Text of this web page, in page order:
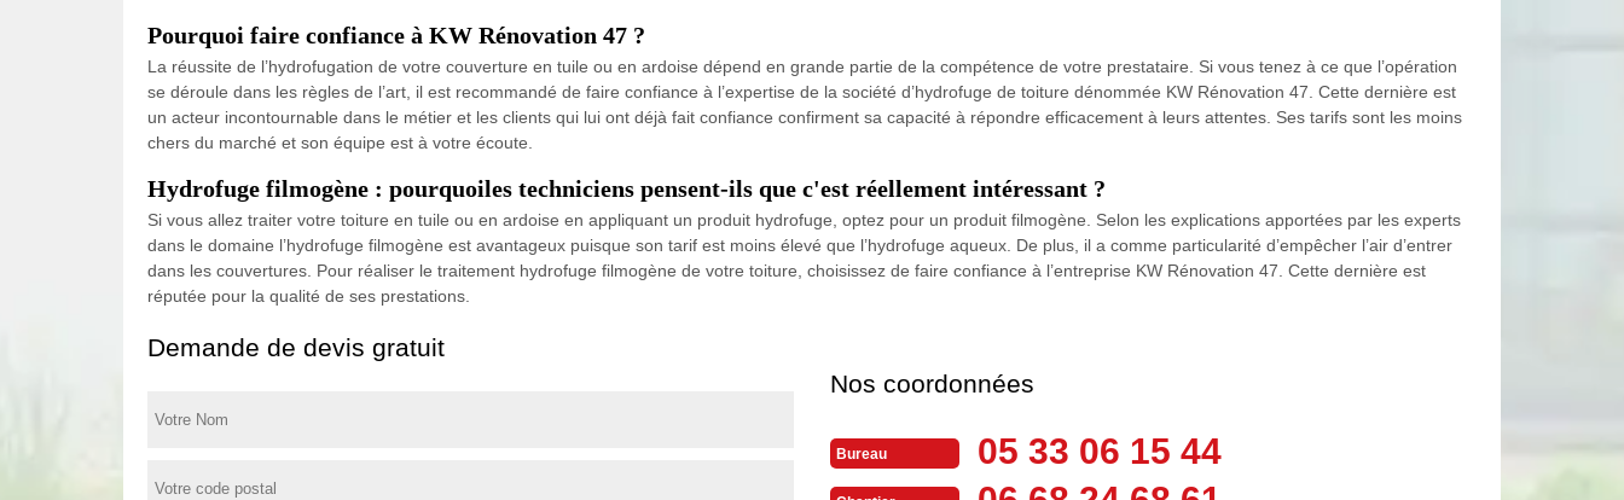
Pourquoi faire confiance à KW Rénovation 47 ?
La réussite de l’hydrofugation de votre couverture en tuile ou en ardoise dépend en grande partie de la compétence de votre prestataire. Si vous tenez à ce que l’opération
se déroule dans les règles de l’art, il est recommandé de faire confiance à l’expertise de la société d’hydrofuge de toiture dénommée KW Rénovation 47. Cette dernière est
un acteur incontournable dans le métier et les clients qui lui ont déjà fait confiance confirment sa capacité à répondre efficacement à leurs attentes. Ses tarifs sont les moins
chers du marché et son équipe est à votre écoute.
Hydrofuge filmogène : pourquoiles techniciens pensent-ils que c'est réellement intéressant ?
Si vous allez traiter votre toiture en tuile ou en ardoise en appliquant un produit hydrofuge, optez pour un produit filmogène. Selon les explications apportées par les experts
dans le domaine l’hydrofuge filmogène est avantageux puisque son tarif est moins élevé que l’hydrofuge aqueux. De plus, il a comme particularité d’empêcher l’air d’entrer
dans les couvertures. Pour réaliser le traitement hydrofuge filmogène de votre toiture, choisissez de faire confiance à l’entreprise KW Rénovation 47. Cette dernière est
réputée pour la qualité de ses prestations.
Demande de devis gratuit
Nos coordonnées
Bureau 05 33 06 15 44